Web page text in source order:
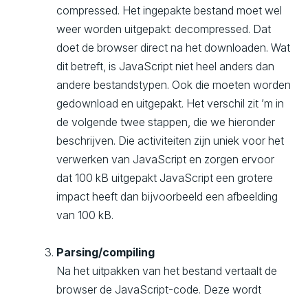
compressed. Het ingepakte bestand moet wel
weer worden uitgepakt: decompressed. Dat
doet de browser direct na het downloaden. Wat
dit betreft, is JavaScript niet heel anders dan
andere bestandstypen. Ook die moeten worden
gedownload en uitgepakt. Het verschil zit ’m in
de volgende twee stappen, die we hieronder
beschrijven. Die activiteiten zijn uniek voor het
verwerken van JavaScript en zorgen ervoor
dat 100 kB uitgepakt JavaScript een grotere
impact heeft dan bijvoorbeeld een afbeelding
van 100 kB.
Parsing/compiling
Na het uitpakken van het bestand vertaalt de
browser de JavaScript-code. Deze wordt